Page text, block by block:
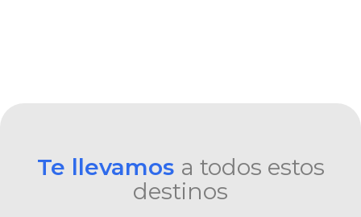
Te llevamos a todos estos
destinos